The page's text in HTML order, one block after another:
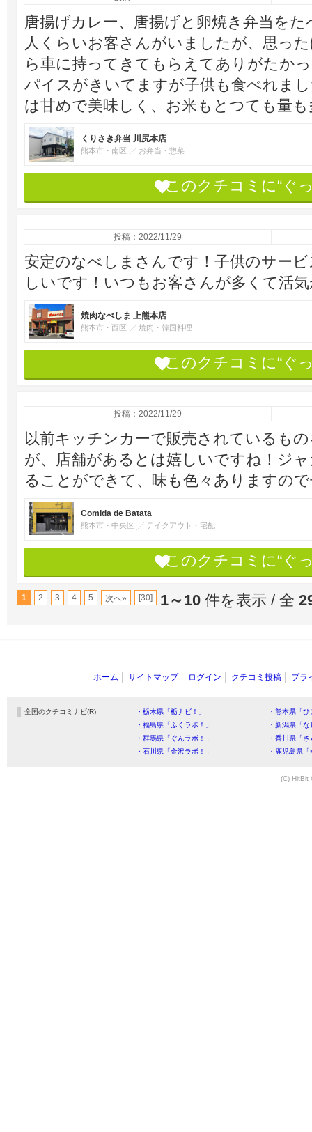
唐揚げカレー、唐揚げと卵焼き弁当を
人くらいお客さんがいましたが、思っ
ら車に持ってきてもらえてありがたか
パイスがきいてますが子供も食べれま
は甘めで美味しく、お米もとつても量
くりさき弁当 川尻本店
熊本市・南区 お弁当・惣菜
このクチコミに“ぐ
投稿：2022/11/29
安定のなべしまさんです！子供のサー
しいです！いつもお客さんが多くて活
焼肉なべしま 上熊本店
熊本市・西区 焼肉・韓国料理
このクチコミに“ぐ
投稿：2022/11/29
以前キッチンカーで販売されているも
が、店舗があるとは嬉しいですね！ジ
ることができて、味も色々ありますの
Comida de Batata
熊本市・中央区 テイクアウト・宅配
このクチコミに“ぐ
1 2 3 4 5 次へ» [30] 1～10 件を表示 / 全
ホーム サイトマップ ログイン クチコミ投稿 プラ
全国のクチコミナビ(R) ・栃木県「栃ナビ！」
・熊本県「
・福島県「ふくラボ！」
・新潟県「
・群馬県「ぐんラボ！」
・香川県「
・石川県「金沢ラボ！」
・鹿児島県
(C) HitBit